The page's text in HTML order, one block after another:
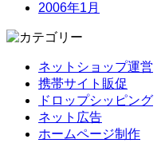
2006年1月
ネットショップ運営
携帯サイト販促
ドロップシッピング
ネット広告
ホームページ制作